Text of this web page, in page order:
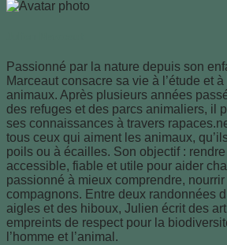
Passionné par la nature depuis son
Marceaut consacre sa vie à l’étude et
animaux. Après plusieurs années
des refuges et des parcs animaliers, il
ses connaissances à travers
tous ceux qui aiment les animaux,
poils ou à écailles. Son objectif : rendre
accessible, fiable et utile pour aider
passionné à mieux comprendre,
compagnons. Entre deux randonnées
aigles et des hiboux, Julien écrit des
empreints de respect pour la
l’homme et l’animal.